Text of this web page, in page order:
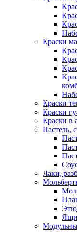
Краски
Краски
Краски
Краски в
Пастель,
Лаки,